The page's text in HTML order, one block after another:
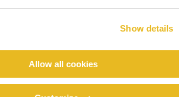
Show details
Allow all cookies
kledningene plassert på en
og blomsterkasser, også i Pura
med et integrert LED-
blender godt inn i designet og